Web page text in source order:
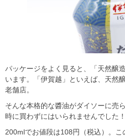
パッケージをよく見ると、「天然醸
います。「伊賀越」といえば、天然
老舗店。
そんな本格的な醬油がダイソーに売
時に買わずにはいられませんでした！
200mlでお値段は108円（税込）。